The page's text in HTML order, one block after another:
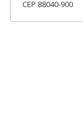
CEP 88040-900